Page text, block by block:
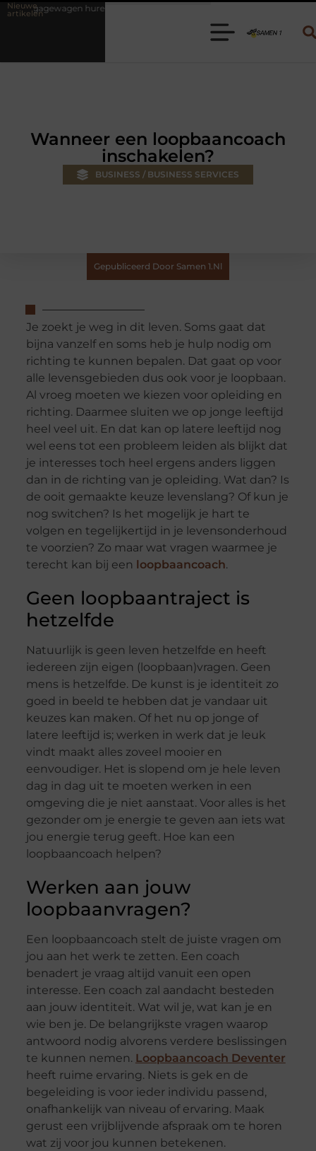
Nieuwe
artikelen
Kies de juiste aanhanger voor jouw klus
Wanneer een loopbaancoach
inschakelen?
BUSINESS / BUSINESS SERVICES
Gepubliceerd Door Samen 1.nl
Je zoekt je weg in dit leven. Soms gaat dat
bijna vanzelf en soms heb je hulp nodig om
richting te kunnen bepalen. Dat gaat op voor
alle levensgebieden dus ook voor je loopbaan.
Al vroeg moeten we kiezen voor opleiding en
richting. Daarmee sluiten we op jonge leeftijd
heel veel uit. En dat kan op latere leeftijd nog
wel eens tot een probleem leiden als blijkt dat
je interesses toch heel ergens anders liggen
dan in de richting van je opleiding. Wat dan? Is
de ooit gemaakte keuze levenslang? Of kun je
nog switchen? Is het mogelijk je hart te
volgen en tegelijkertijd in je levensonderhoud
te voorzien? Zo maar wat vragen waarmee je
terecht kan bij een loopbaancoach.
Geen loopbaantraject is
hetzelfde
Natuurlijk is geen leven hetzelfde en heeft
iedereen zijn eigen (loopbaan)vragen. Geen
mens is hetzelfde. De kunst is je identiteit zo
goed in beeld te hebben dat je vandaar uit
keuzes kan maken. Of het nu op jonge of
latere leeftijd is; werken in werk dat je leuk
vindt maakt alles zoveel mooier en
eenvoudiger. Het is slopend om je hele leven
dag in dag uit te moeten werken in een
omgeving die je niet aanstaat. Voor alles is het
gezonder om je energie te geven aan iets wat
jou energie terug geeft. Hoe kan een
loopbaancoach helpen?
Werken aan jouw
loopbaanvragen?
Een loopbaancoach stelt de juiste vragen om
jou aan het werk te zetten. Een coach
benadert je vraag altijd vanuit een open
interesse. Een coach zal aandacht besteden
aan jouw identiteit. Wat wil je, wat kan je en
wie ben je. De belangrijkste vragen waarop
antwoord nodig alvorens verdere beslissingen
te kunnen nemen. Loopbaancoach Deventer
heeft ruime ervaring. Niets is gek en de
begeleiding is voor ieder individu passend,
onafhankelijk van niveau of ervaring. Maak
gerust een vrijblijvende afspraak om te horen
wat zij voor jou kunnen betekenen.